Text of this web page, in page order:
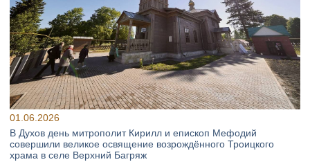
01.06.2026
В Духов день митрополит Кирилл и епископ Мефодий
совершили великое освящение возрождённого Троицкого
храма в селе Верхний Багряж